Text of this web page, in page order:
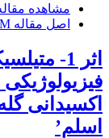
مشاهده
اصل مقاله
اثر 1-
اکسیدانی
اسلم’